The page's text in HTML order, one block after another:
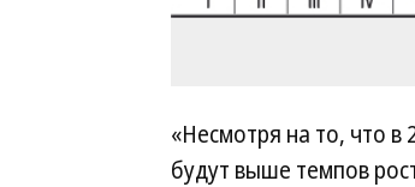
«Несмотря на то, что
будут выше темпов